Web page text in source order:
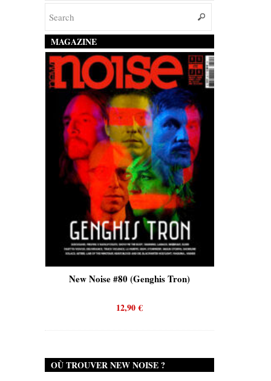
MAGAZINE
New Noise #80 (Genghis Tron)
12,90€
OÙ TROUVER NEW NOISE ?